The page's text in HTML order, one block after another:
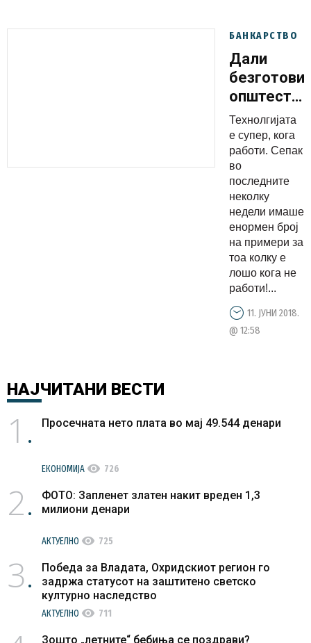
БАНКАРСТВО
Дали
општество
ќе не
однесе во
хаос?
Технолгијата
е супер, кога
работи. Сепак
во
последните
неколку
недели имаше
енормен број
на примери за
тоа колку е
лошо кога не
работи!...
11. ЈУНИ 2018.
@ 12:58
НАЈЧИТАНИ ВЕСТИ
1 Просечната нето плата во мај 49.544 денари
ЕКОНОМИЈА visibility 726
2
ФОТО: Запленет златен накит вреден 1,3
милиони денари
АКТУЕЛНО visibility 725
3
Победа за Владата, Охридскиот регион го
задржа статусот на заштитено светско
културно наследство
АКТУЕЛНО visibility 711
Зошто „летните“ бебиња се поздрави?